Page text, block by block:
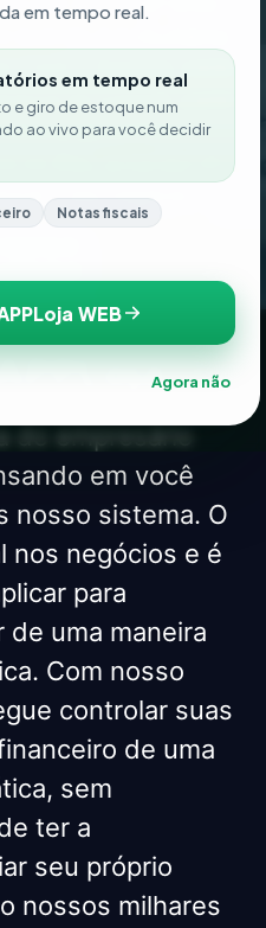
em tempo real.
em tempo real
e giro de estoque num
ao vivo para você decidir
Notas fiscais
WEB
Agora não
Com o Apploja, cada
de crescer, cada
de sucesso.
os dias, entendendo
o seu negócio.
do empresário
em você
nosso sistema. O
nos negócios e é
para
uma maneira
Com nosso
controlar suas
de uma
sem
ter a
seu próprio
nossos milhares